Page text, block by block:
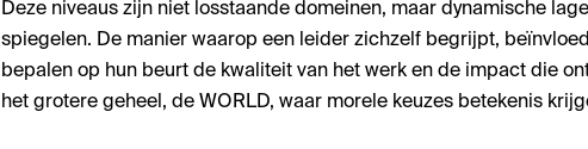
Deze niveaus zijn niet losstaande domeinen, maar dynamische
spiegelen. De manier waarop een leider zichzelf begrijpt,
bepalen op hun beurt de kwaliteit van het werk en de impact die
het grotere geheel, de WORLD, waar morele keuzes betekenis